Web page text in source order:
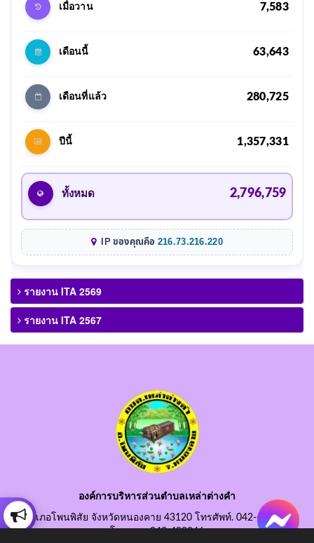
เมื่อวาน 7,583
เดือนนี้ 63,643
เดือนที่แล้ว 280,725
ปีนี้ 1,357,331
ทั้งหมด 2,796,759
IP ของคุณคือ 216.73.216.220
รายงาน ITA 2569
รายงาน ITA 2567
องค์การบริหารส่วนตำบลเหล่าต่างคำ
อำเภอโพนพิสัย จังหวัดหนองคาย 43120 โทรศัพท์. 042-490845
โทรสาร. 042-490846